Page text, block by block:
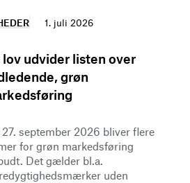
1. juli 2026
lov udvider listen over
grøn
27. september 2026 bliver flere
for grøn markedsføring
Det gælder bl.a.
uden